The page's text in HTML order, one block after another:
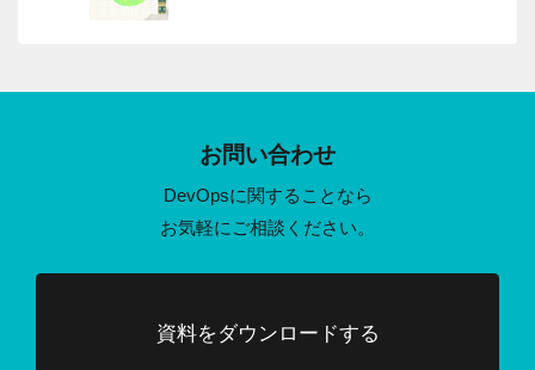
お問い合わせ
DevOpsに関することなら
お気軽にご相談ください。
資料をダウンロードする